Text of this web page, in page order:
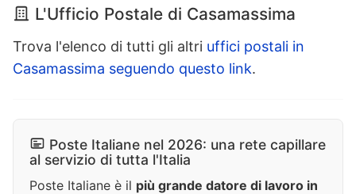
L'Ufficio Postale di Casamassima
Trova l'elenco di tutti gli altri uffici postali in
Casamassima seguendo questo link.
Poste Italiane nel 2026: una rete capillare
al servizio di tutta l'Italia
Poste Italiane è il più grande datore di lavoro in